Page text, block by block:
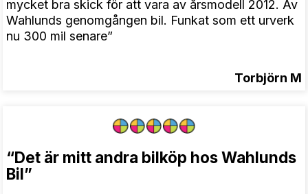
mycket bra skick för att vara av årsmodell 2012. Av
Wahlunds genomgången bil. Funkat som ett urverk
nu 300 mil senare”
Torbjörn M
“Det är mitt andra bilköp hos Wahlunds
Bil”